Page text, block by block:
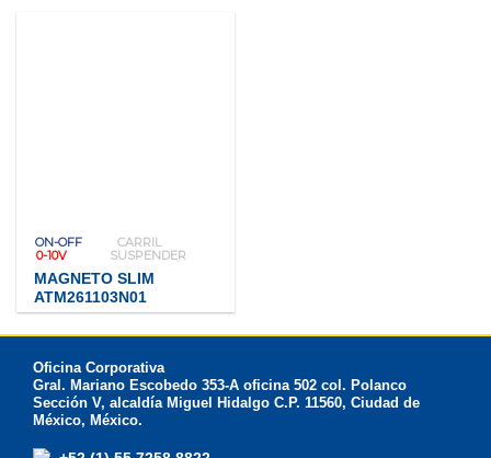
ON-OFF
CARRIL
0-10V
SUSPENDER
MAGNETO SLIM
ATM261103N01
Oficina Corporativa
Gral. Mariano Escobedo 353-A oficina 502 col. Polanco
Sección V, alcaldía Miguel Hidalgo C.P. 11560, Ciudad de
México, México.